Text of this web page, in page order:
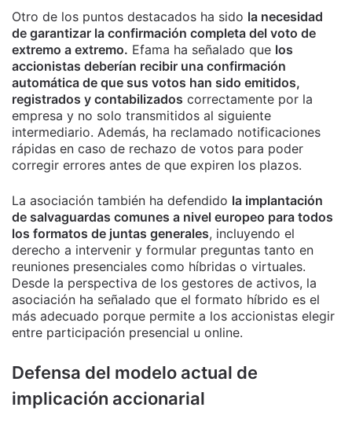
Otro de los puntos destacados ha sido la necesidad
de garantizar la confirmación completa del voto de
extremo a extremo. Efama ha señalado que los
accionistas deberían recibir una confirmación
automática de que sus votos han sido emitidos,
registrados y contabilizados correctamente por la
empresa y no solo transmitidos al siguiente
intermediario. Además, ha reclamado notificaciones
rápidas en caso de rechazo de votos para poder
corregir errores antes de que expiren los plazos.
La asociación también ha defendido la implantación
de salvaguardas comunes a nivel europeo para todos
los formatos de juntas generales, incluyendo el
derecho a intervenir y formular preguntas tanto en
reuniones presenciales como híbridas o virtuales.
Desde la perspectiva de los gestores de activos, la
asociación ha señalado que el formato híbrido es el
más adecuado porque permite a los accionistas elegir
entre participación presencial u online.
Defensa del modelo actual de
implicación accionarial